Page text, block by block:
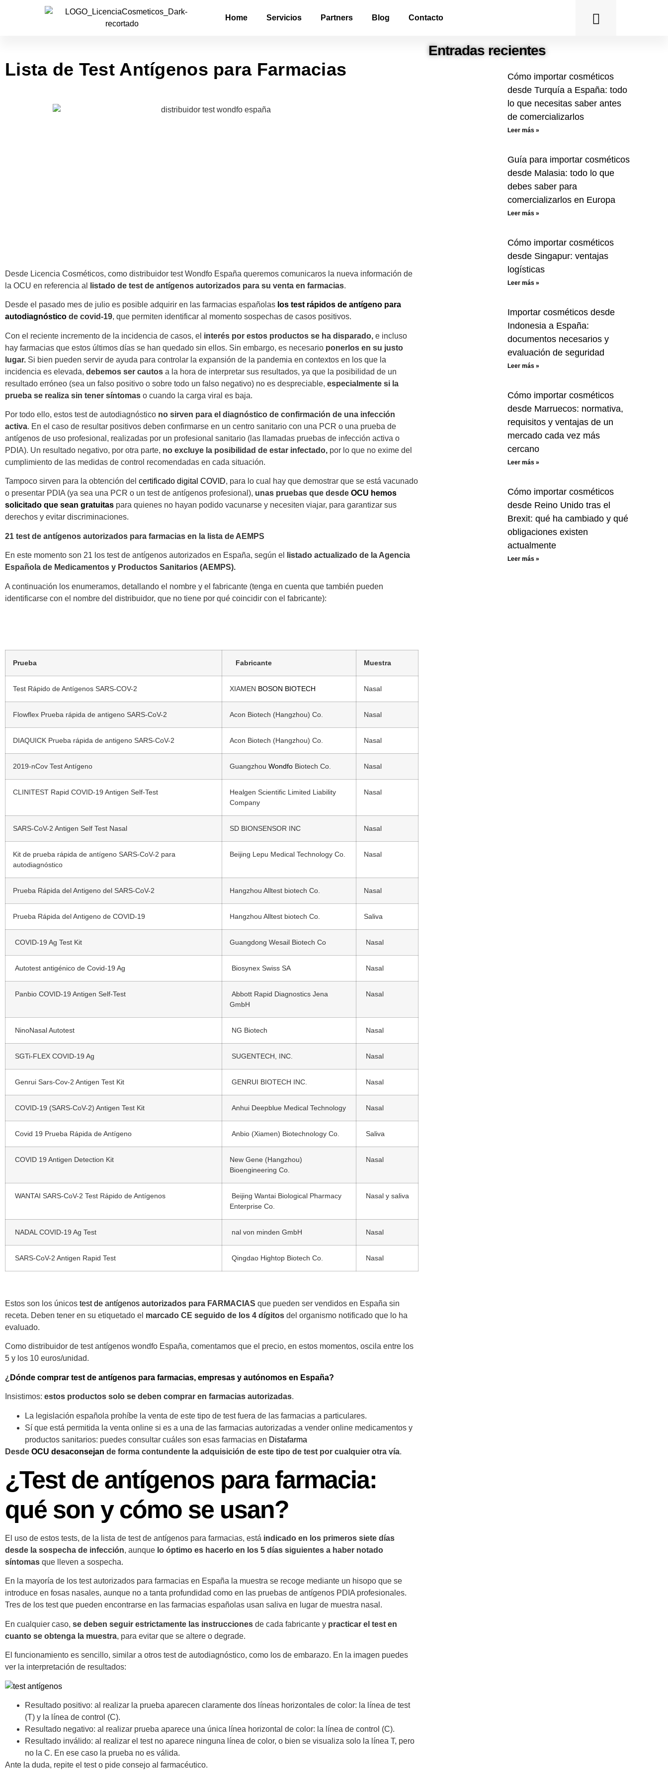
Home Servicios Partners Blog Contacto
Lista de Test Antígenos para Farmacias
Desde Licencia Cosméticos, como distribuidor test Wondfo España queremos comunicaros la nueva información de
la OCU en referencia al
listado de test de antígenos autorizados para su venta en farmacias.
Desde el pasado mes de julio es posible adquirir en las farmacias españolas los test rápidos de antígeno para
autodiagnóstico de covid-19, que permiten identificar al momento sospechas de casos positivos.
Con el reciente incremento de la incidencia de casos, el interés por estos productos se ha disparado, e incluso
hay farmacias que estos últimos días se han quedado sin ellos. Sin embargo, es necesario ponerlos en su justo
lugar. Si bien pueden servir de ayuda para controlar la expansión de la pandemia en contextos en los que la
incidencia es elevada, debemos ser cautos a la hora de interpretar sus resultados, ya que la posibilidad de un
resultado erróneo (sea un falso positivo o sobre todo un falso negativo) no es despreciable, especialmente si la
prueba se realiza sin tener síntomas o cuando la carga viral es baja.
Por todo ello, estos test de autodiagnóstico no sirven para el diagnóstico de confirmación de una infección
activa. En el caso de resultar positivos deben confirmarse en un centro sanitario con una PCR o una prueba de
antígenos de uso profesional, realizadas por un profesional sanitario (las llamadas pruebas de infección activa o
PDIA). Un resultado negativo, por otra parte, no excluye la posibilidad de estar infectado, por lo que no exime del
cumplimiento de las medidas de control recomendadas en cada situación.
Tampoco sirven para la obtención del certificado digital COVID, para lo cual hay que demostrar que se está vacunado
o presentar PDIA (ya sea una PCR o un test de antígenos profesional), unas pruebas que desde OCU hemos
solicitado que sean gratuitas para quienes no hayan podido vacunarse y necesiten viajar, para garantizar sus
derechos y evitar discriminaciones.
21 test de antígenos autorizados para farmacias en la lista de AEMPS
En este momento son 21 los test de antígenos autorizados en España, según el
listado actualizado de la Agencia
Española de Medicamentos y Productos Sanitarios (AEMPS).
A continuación los enumeramos, detallando el nombre y el fabricante (tenga en cuenta que también pueden
identificarse con el nombre del distribuidor, que no tiene por qué coincidir con el fabricante):
Prueba Fabricante Muestra
Test Rápido de Antígenos SARS-COV-2 XIAMEN BOSON BIOTECH Nasal
Flowflex Prueba rápida de antigeno SARS-CoV-2 Acon Biotech (Hangzhou) Co. Nasal
DIAQUICK Prueba rápida de antigeno SARS-CoV-2 Acon Biotech (Hangzhou) Co. Nasal
2019-nCov Test Antígeno Guangzhou Wondfo Biotech Co. Nasal
CLINITEST Rapid COVID-19 Antigen Self-Test
Healgen Scientific Limited Liability
Company
Nasal
SARS-CoV-2 Antigen Self Test Nasal SD BIONSENSOR INC Nasal
Kit de prueba rápida de antígeno SARS-CoV-2 para
autodiagnóstico
Beijing Lepu Medical Technology Co. Nasal
Prueba Rápida del Antigeno del SARS-CoV-2 Hangzhou Alltest biotech Co. Nasal
Prueba Rápida del Antigeno de COVID-19 Hangzhou Alltest biotech Co. Saliva
COVID-19 Ag Test Kit Guangdong Wesail Biotech Co Nasal
Autotest antigénico de Covid-19 Ag Biosynex Swiss SA Nasal
Panbio COVID-19 Antigen Self-Test
Abbott Rapid Diagnostics Jena
GmbH
Nasal
NinoNasal Autotest NG Biotech Nasal
SGTi-FLEX COVID-19 Ag SUGENTECH, INC. Nasal
Genrui Sars-Cov-2 Antigen Test Kit GENRUI BIOTECH INC. Nasal
COVID-19 (SARS-CoV-2) Antigen Test Kit Anhui Deepblue Medical Technology Nasal
Covid 19 Prueba Rápida de Antígeno Anbio (Xiamen) Biotechnology Co. Saliva
COVID 19 Antigen Detection Kit
New Gene (Hangzhou)
Bioengineering Co.
Nasal
WANTAI SARS-CoV-2 Test Rápido de Antígenos
Beijing Wantai Biological Pharmacy
Enterprise Co.
Nasal y saliva
NADAL COVID-19 Ag Test nal von minden GmbH Nasal
SARS-CoV-2 Antigen Rapid Test Qingdao Hightop Biotech Co. Nasal
Estos son los únicos test de antígenos autorizados para FARMACIAS que pueden ser vendidos en España sin
receta. Deben tener en su etiquetado el marcado CE seguido de los 4 dígitos del organismo notificado que lo ha
evaluado.
Como distribuidor de test antígenos wondfo España, comentamos que el precio, en estos momentos, oscila entre los
5 y los 10 euros/unidad.
¿ Dónde comprar test de antígenos para farmacias, empresas y autónomos en España?
Insistimos: estos productos solo se deben comprar en farmacias autorizadas.
La legislación española prohíbe la venta de este tipo de test fuera de las farmacias a particulares.
Sí que está permitida la venta online si es a una de las farmacias autorizadas a vender online medicamentos y
productos sanitarios: puedes consultar cuáles son esas farmacias en Distafarma
Desde OCU desaconsejan de forma contundente la adquisición de este tipo de test por cualquier otra vía.
¿Test de antígenos para farmacia:
qué son y cómo se usan?
El uso de estos tests, de la lista de test de antígenos para farmacias, está indicado en los primeros siete días
desde la sospecha de infección, aunque lo óptimo es hacerlo en los 5 días siguientes a haber notado
síntomas que lleven a sospecha.
En la mayoría de los test autorizados para farmacias en España la muestra se recoge mediante un hisopo que se
introduce en fosas nasales, aunque no a tanta profundidad como en las pruebas de antígenos PDIA profesionales.
Tres de los test que pueden encontrarse en las farmacias españolas usan saliva en lugar de muestra nasal.
En cualquier caso, se deben seguir estrictamente las instrucciones de cada fabricante y practicar el test en
cuanto se obtenga la muestra, para evitar que se altere o degrade.
El funcionamiento es sencillo, similar a otros test de autodiagnóstico, como los de embarazo. En la imagen puedes
ver la interpretación de resultados:
Resultado positivo: al realizar la prueba aparecen claramente dos líneas horizontales de color: la línea de test
(T) y la línea de control (C).
Resultado negativo: al realizar prueba aparece una única línea horizontal de color: la línea de control (C).
Resultado inválido: al realizar el test no aparece ninguna línea de color, o bien se visualiza solo la línea T, pero
no la C. En ese caso la prueba no es válida.
Ante la duda, repite el test o pide consejo al farmacéutico.
Entradas recientes
Cómo importar cosméticos
desde Turquía a España: todo
lo que necesitas saber antes
de comercializarlos
Leer más »
Guía para importar cosméticos
desde Malasia: todo lo que
debes saber para
comercializarlos en Europa
Leer más »
Cómo importar cosméticos
desde Singapur: ventajas
logísticas
Leer más »
Importar cosméticos desde
Indonesia a España:
documentos necesarios y
evaluación de seguridad
Leer más »
Cómo importar cosméticos
desde Marruecos: normativa,
requisitos y ventajas de un
mercado cada vez más
cercano
Leer más »
Cómo importar cosméticos
desde Reino Unido tras el
Brexit: qué ha cambiado y qué
obligaciones existen
actualmente
Leer más »